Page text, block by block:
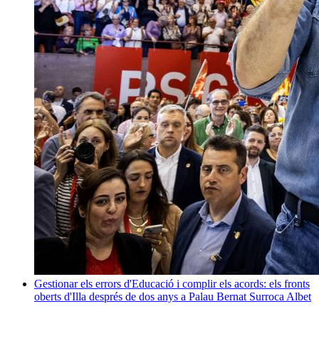
Gestionar els errors d'Educació i complir els acords: els fronts
oberts d'Illa després de dos anys a Palau Bernat Surroca Albet